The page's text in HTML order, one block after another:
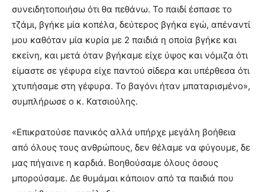
συνειδητοποιήσω ότι θα πεθάνω. Το παιδί έσπασε το
τζάμι, βγήκε μία κοπέλα, δεύτερος βγήκα εγώ, απέναντί
μου καθόταν μία κυρία με 2 παιδιά η οποία βγήκε και
εκείνη, και μετά όταν βγήκαμε είχε ύψος και νόμιζα ότι
είμαστε σε γέφυρα είχε παντού σίδερα και υπέρθεσα ότι
χτυπήσαμε στη γέφυρα. Το βαγόνι ήταν μπαταρισμένο»,
συμπλήρωσε ο κ. Κατσιούλης.
«Επικρατούσε πανικός αλλά υπήρχε μεγάλη βοήθεια
από όλους τους ανθρώπους, δεν θέλαμε να φύγουμε, δε
μας πήγαινε η καρδιά. Βοηθούσαμε όλους όσους
μπορούσαμε. Δε θυμάμαι κάποιον από τα παιδιά που